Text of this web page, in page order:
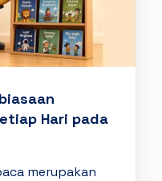
Hari pada
merupakan